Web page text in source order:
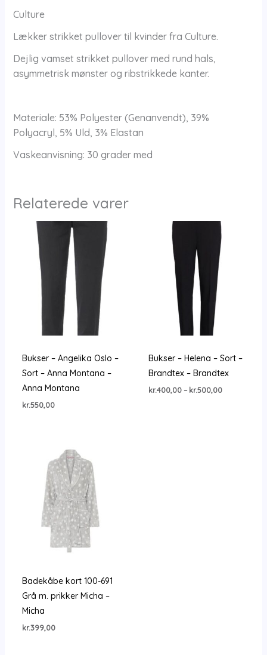
Culture
Lækker strikket pullover til kvinder fra Culture.
Dejlig vamset strikket pullover med rund hals,
asymmetrisk mønster og ribstrikkede kanter.
Materiale: 53% Polyester (Genanvendt), 39%
Polyacryl, 5% Uld, 3% Elastan
Vaskeanvisning: 30 grader med
Relaterede varer
Bukser – Angelika Oslo –
Sort – Anna Montana –
Anna Montana
kr.550,00
Bukser – Helena – Sort –
Brandtex – Brandtex
kr.400,00– kr.500,00Prisinterval:
Badekåbe kort 100-691
Grå m. prikker Micha –
Micha
kr.399,00